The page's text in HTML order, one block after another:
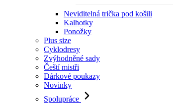
Neviditelná trička pod košili
Kalhotky
Ponožky
Plus size
Cyklodresy
Zvýhodněné sady
Čeští mistři
Dárkové poukazy
Novinky
Spolupráce